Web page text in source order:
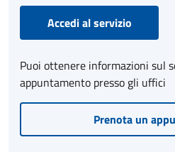
Accedi al servizio
Puoi ottenere informazioni sul
appuntamento presso gli uffici
Prenota un